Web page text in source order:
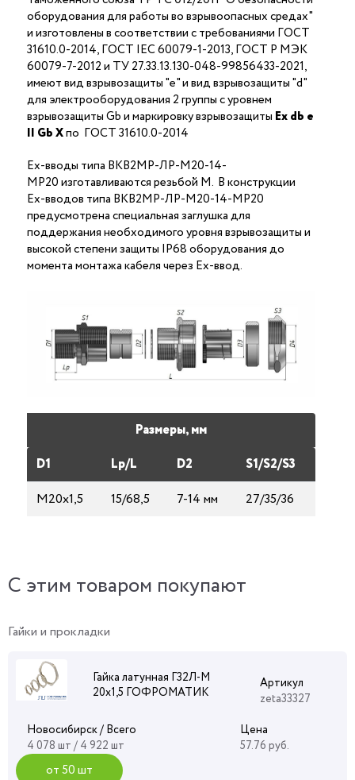
оборудования для работы во взрывоопасных средах"
и изготовлены в соответствии с требованиями ГОСТ
31610.0-2014, ГОСТ IEC 60079-1-2013, ГОСТ Р МЭК
60079-7-2012 и ТУ 27.33.13.130-048-99856433-2021,
имеют вид взрывозащиты "е" и вид взрывозащиты "d"
для электрооборудования 2 группы с уровнем
взрывозащиты Gb и маркировку взрывозащиты Ехdb е
II Gb Xпо ГОСТ 31610.0-2014
Ex-вводы типа ВКВ2МР-ЛР-М20-14-
МР20 изготавливаются резьбой M. В конструкции
Ex-вводов типа ВКВ2МР-ЛР-М20-14-МР20
предусмотрена специальная заглушка для
поддержания необходимого уровня взрывозащиты и
высокой степени защиты IP68 оборудования до
момента монтажа кабеля через Ex-ввод.
Размеры, мм
D1
Lp/L D2
S1/S2/S3
М20х1,5
15/68,5 7-14 мм 27/35/36
C этим товаром покупают
Гайки и прокладки
Гайка латунная Г32Л-М
20х1,5 ГОФРОМАТИК
Артикул
zeta33327
Новосибирск / Всего
4 078 шт / 4 922 шт
Цена
57.76 руб.
от 50 шт